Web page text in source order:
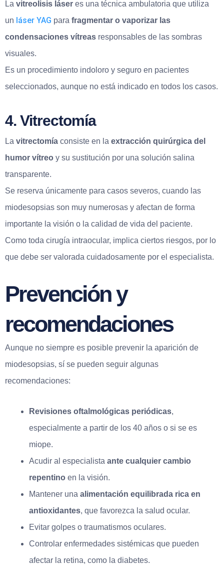
La vitreolisis láser es una técnica ambulatoria que utiliza
un láser YAG para fragmentar o vaporizar las
condensaciones vítreas responsables de las sombras
visuales.
Es un procedimiento indoloro y seguro en pacientes
seleccionados, aunque no está indicado en todos los casos.
4. Vitrectomía
La vitrectomía consiste en la extracción quirúrgica del
humor vítreo y su sustitución por una solución salina
transparente.
Se reserva únicamente para casos severos, cuando las
miodesopsias son muy numerosas y afectan de forma
importante la visión o la calidad de vida del paciente.
Como toda cirugía intraocular, implica ciertos riesgos, por lo
que debe ser valorada cuidadosamente por el especialista.
Prevención y
recomendaciones
Aunque no siempre es posible prevenir la aparición de
miodesopsias, sí se pueden seguir algunas
recomendaciones:
Revisiones oftalmológicas periódicas,
especialmente a partir de los 40 años o si se es
miope.
Acudir al especialista ante cualquier cambio
repentino en la visión.
Mantener una alimentación equilibrada rica en
antioxidantes, que favorezca la salud ocular.
Evitar golpes o traumatismos oculares.
Controlar enfermedades sistémicas que pueden
afectar la retina, como la diabetes.